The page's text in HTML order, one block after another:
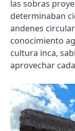
las sobras
determinaban
andenes
conocimiento
cultura inca,
aprovechar